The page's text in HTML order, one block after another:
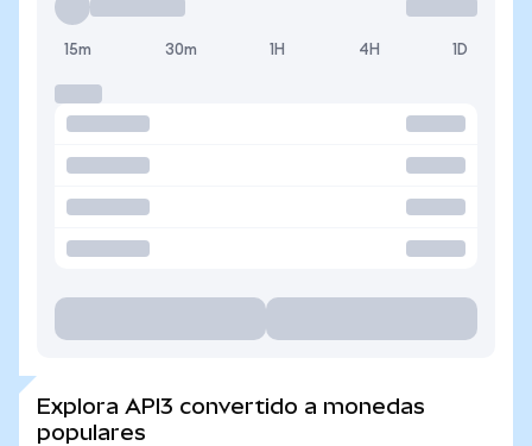
15m 30m 1H 4H 1D
Explora API3 convertido a monedas
populares